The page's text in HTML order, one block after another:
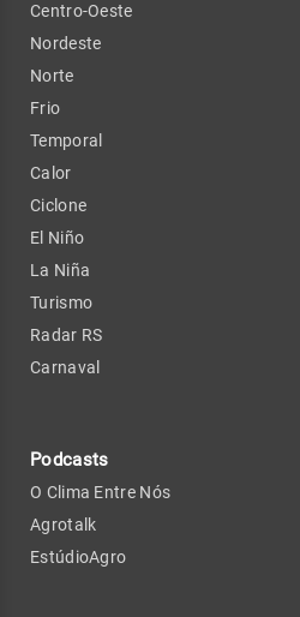
Centro-Oeste
Nordeste
Norte
Frio
Temporal
Calor
Ciclone
El Niño
La Niña
Turismo
Radar RS
Carnaval
Podcasts
O Clima Entre Nós
Agrotalk
EstúdioAgro